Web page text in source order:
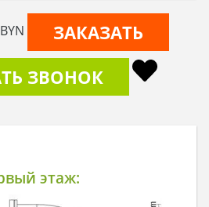
BYN
ЗАКАЗАТЬ
ЗВОНОК
этаж: